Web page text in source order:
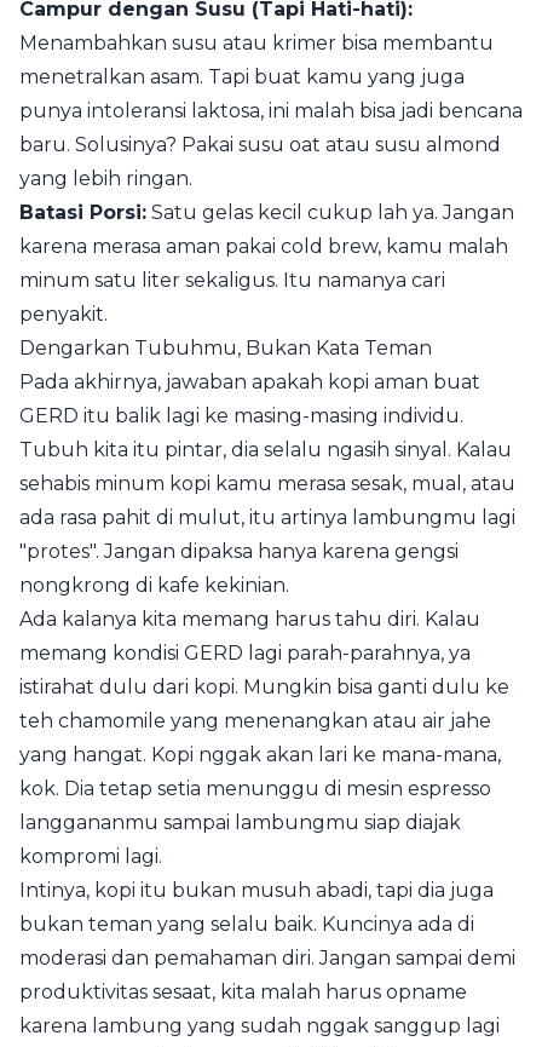
Campur dengan Susu (Tapi Hati-hati):
Menambahkan susu atau krimer bisa membantu
menetralkan asam. Tapi buat kamu yang juga
punya intoleransi laktosa, ini malah bisa jadi bencana
baru. Solusinya? Pakai susu oat atau susu almond
yang lebih ringan.
Batasi Porsi: Satu gelas kecil cukup lah ya. Jangan
karena merasa aman pakai cold brew, kamu malah
minum satu liter sekaligus. Itu namanya cari
penyakit.
Dengarkan Tubuhmu, Bukan Kata Teman
Pada akhirnya, jawaban apakah kopi aman buat
GERD itu balik lagi ke masing-masing individu.
Tubuh kita itu pintar, dia selalu ngasih sinyal. Kalau
sehabis minum kopi kamu merasa sesak, mual, atau
ada rasa pahit di mulut, itu artinya lambungmu lagi
"protes". Jangan dipaksa hanya karena gengsi
nongkrong di kafe kekinian.
Ada kalanya kita memang harus tahu diri. Kalau
memang kondisi GERD lagi parah-parahnya, ya
istirahat dulu dari kopi. Mungkin bisa ganti dulu ke
teh chamomile yang menenangkan atau air jahe
yang hangat. Kopi nggak akan lari ke mana-mana,
kok. Dia tetap setia menunggu di mesin espresso
langgananmu sampai lambungmu siap diajak
kompromi lagi.
Intinya, kopi itu bukan musuh abadi, tapi dia juga
bukan teman yang selalu baik. Kuncinya ada di
moderasi dan pemahaman diri. Jangan sampai demi
produktivitas sesaat, kita malah harus opname
karena lambung yang sudah nggak sanggup lagi